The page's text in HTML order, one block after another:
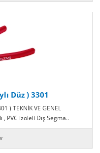
Düz ) 3301
) TEKNİK VE GENEL
, PVC izoleli Dış Segma..